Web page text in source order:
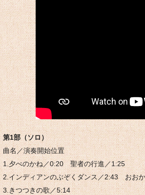
第1部（ソロ）
曲名／演奏開始位置
1.夕べのかね／0:20 聖者の行進／1:25
2.インディアンのぶぞくダンス／2:43 おお
3.きつつきの歌／5:14